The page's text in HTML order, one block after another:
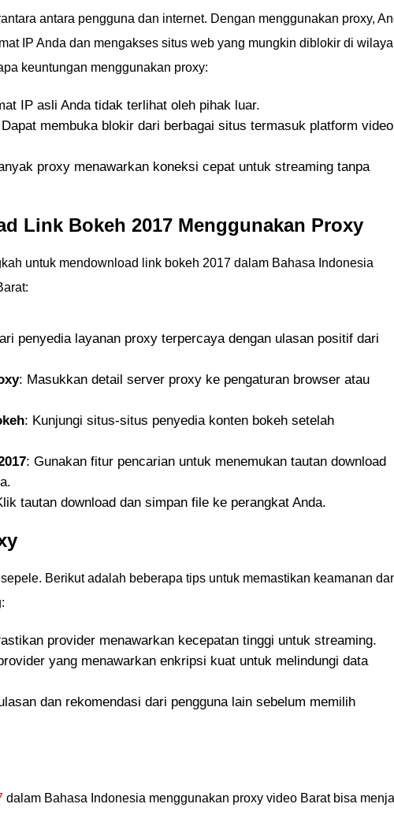
antara pengguna dan internet. Dengan menggunakan proxy,
IP Anda dan mengakses situs web yang mungkin diblokir di
keuntungan menggunakan proxy:
IP asli Anda tidak terlihat oleh pihak luar.
membuka blokir dari berbagai situs termasuk platform video
proxy menawarkan koneksi cepat untuk streaming tanpa
Link Bokeh 2017 Menggunakan Proxy
untuk mendownload link bokeh 2017 dalam Bahasa Indonesia
penyedia layanan proxy terpercaya dengan ulasan positif dari
: Masukkan detail server proxy ke pengaturan browser atau
: Kunjungi situs-situs penyedia konten bokeh setelah
: Gunakan fitur pencarian untuk menemukan tautan download
tautan download dan simpan file ke perangkat Anda.
Berikut adalah beberapa tips untuk memastikan keamanan
provider menawarkan kecepatan tinggi untuk streaming.
yang menawarkan enkripsi kuat untuk melindungi data
dan rekomendasi dari pengguna lain sebelum memilih
dalam Bahasa Indonesia menggunakan proxy video Barat bisa